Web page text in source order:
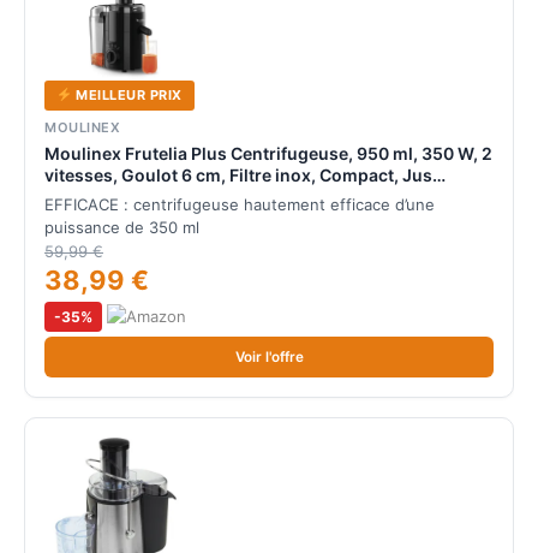
MEILLEUR PRIX
MOULINEX
Moulinex Frutelia Plus Centrifugeuse, 950 ml, 350 W, 2
vitesses, Goulot 6 cm, Filtre inox, Compact, Jus
maison de fruits et légumes JU370810, Noir
EFFICACE : centrifugeuse hautement efficace d’une
puissance de 350 ml
59,99 €
38,99 €
-35%
Voir l'offre